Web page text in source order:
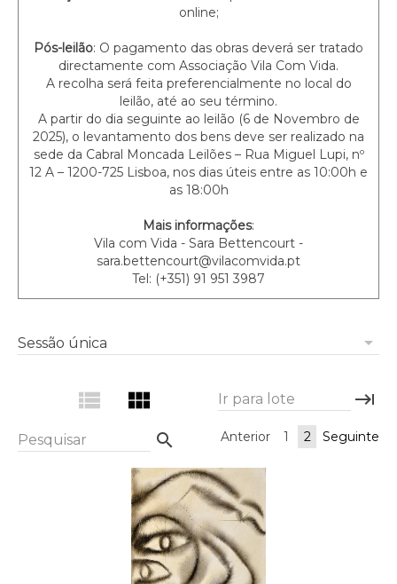
online;
Pós-leilão: O pagamento das obras deverá ser tratado
directamente com Associação Vila Com Vida.
A recolha será feita preferencialmente no local do
leilão, até ao seu término.
A partir do dia seguinte ao leilão (6 de Novembro de
2025), o levantamento dos bens deve ser realizado na
sede da Cabral Moncada Leilões – Rua Miguel Lupi, nº
12 A – 1200-725 Lisboa, nos dias úteis entre as 10:00h e
as 18:00h
Mais informações:
Vila com Vida - Sara Bettencourt -
sara.bettencourt@vilacomvida.pt
Tel: (+351) 91 951 3987
arrow_drop_down
Sessão única
view_list view_module Ir para lote keyboard_tab
Pesquisar search Anterior 1 2 Seguinte